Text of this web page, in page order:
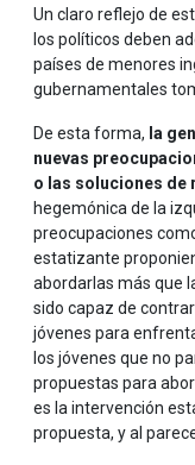
Un claro reflejo de
los políticos deben
países de menores
gubernamentales
De esta forma, la
nuevas
o las soluciones de
hegemónica de la
preocupaciones
estatizante
abordarlas más que
sido capaz de
jóvenes para
los jóvenes que no
propuestas para
es la intervención
propuesta, y al